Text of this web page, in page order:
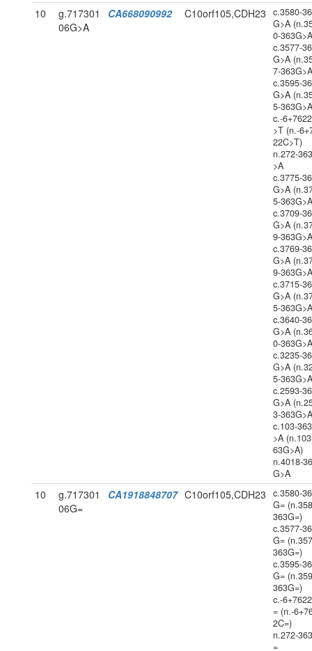
10
g.717301
06G>A
CA668090992 C10orf105,CDH23
c.3580-
G>A
0-
c.3577-
G>A
7-
c.3595-
G>A
5-
c.-
>T (n.-
22C>T)
n.272-
>A
c.3775-
G>A
5-
c.3709-
G>A
9-
c.3769-
G>A
9-
c.3715-
G>A
5-
c.3640-
G>A
0-
c.3235-
G>A
5-
c.2593-
G>A
3-
c.103-
>A
63G>A)
n.4018-
G>A
10
g.717301
06G=
CA1918848707 C10orf105,CDH23
c.3580-
G=
363G=)
c.3577-
G=
363G=)
c.3595-
G=
363G=)
c.-
= (n.-
2C=)
n.272-
=